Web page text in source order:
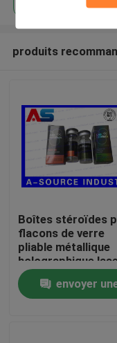
Maison
Produits
produits
Boîtes stéroïdes
flacons de verre
pliable métallique
holographique
Étiquette des
pharmaceutiques
envoyer